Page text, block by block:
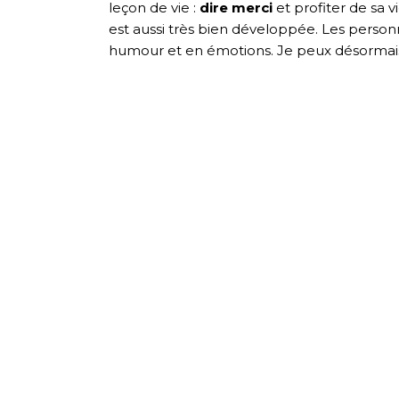
leçon de vie : dire merci et profiter de sa
est aussi très bien développée. Les
humour et en émotions. Je peux